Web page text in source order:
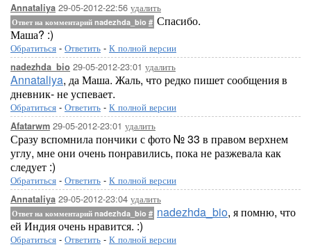
Annataliya 29-05-2012-22:56 удалить
Ответ на комментарий nadezhda_bio # Спасибо.
Маша? :)
Обратиться - Ответить - К полной версии
nadezhda_bio 29-05-2012-23:01 удалить
Annataliya, да Маша. Жаль, что редко пишет сообщения в
дневник- не успевает.
Обратиться - Ответить - К полной версии
Afatarwm 29-05-2012-23:01 удалить
Сразу вспомнила пончики с фото № 33 в правом верхнем
углу, мне они очень понравились, пока не разжевала как
следует :)
Обратиться - Ответить - К полной версии
Annataliya 29-05-2012-23:04 удалить
Ответ на комментарий nadezhda_bio # nadezhda_bio, я помню, что
ей Индия очень нравится. :)
Обратиться - Ответить - К полной версии